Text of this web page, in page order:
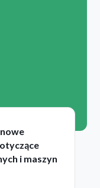
i maszyn